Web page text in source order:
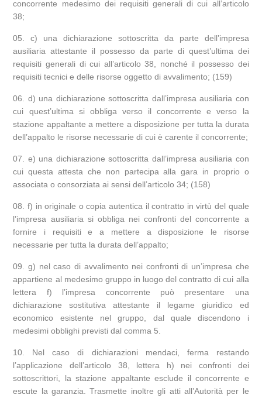
concorrente medesimo dei requisiti generali di cui all’articolo
38;
c) una dichiarazione sottoscritta da parte dell’impresa
ausiliaria attestante il possesso da parte di quest’ultima dei
requisiti generali di cui all’articolo 38, nonché il possesso dei
requisiti tecnici e delle risorse oggetto di avvalimento; (159)
d) una dichiarazione sottoscritta dall’impresa ausiliaria con
cui quest’ultima si obbliga verso il concorrente e verso la
stazione appaltante a mettere a disposizione per tutta la durata
dell’appalto le risorse necessarie di cui è carente il concorrente;
e) una dichiarazione sottoscritta dall’impresa ausiliaria con
cui questa attesta che non partecipa alla gara in proprio o
associata o consorziata ai sensi dell’articolo 34; (158)
f) in originale o copia autentica il contratto in virtù del quale
l’impresa ausiliaria si obbliga nei confronti del concorrente a
fornire i requisiti e a mettere a disposizione le risorse
necessarie per tutta la durata dell’appalto;
g) nel caso di avvalimento nei confronti di un’impresa che
appartiene al medesimo gruppo in luogo del contratto di cui alla
lettera f) l’impresa concorrente può presentare una
dichiarazione sostitutiva attestante il legame giuridico ed
economico esistente nel gruppo, dal quale discendono i
medesimi obblighi previsti dal comma 5.
Nel caso di dichiarazioni mendaci, ferma restando
l’applicazione dell’articolo 38, lettera h) nei confronti dei
sottoscrittori, la stazione appaltante esclude il concorrente e
escute la garanzia. Trasmette inoltre gli atti all’Autorità per le